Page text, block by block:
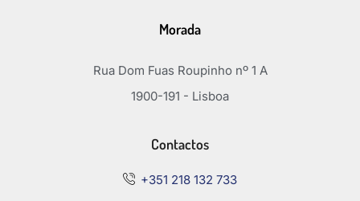
Morada
Rua Dom Fuas Roupinho nº 1 A
1900-191 - Lisboa
Contactos
+351 218 132 733